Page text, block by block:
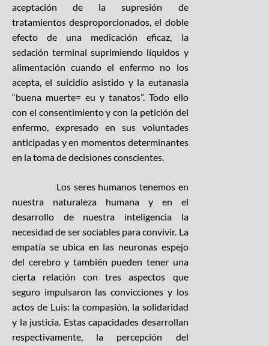
aceptación de la supresión de
tratamientos desproporcionados, el doble
efecto de una medicación eficaz, la
sedación terminal suprimiendo líquidos y
alimentación cuando el enfermo no los
acepta, el suicidio asistido y la eutanasia
“buena muerte= eu y tanatos”. Todo ello
con el consentimiento y con la petición del
enfermo, expresado en sus voluntades
anticipadas y en momentos determinantes
en la toma de decisiones conscientes.
Los seres humanos tenemos en
nuestra naturaleza humana y en el
desarrollo de nuestra inteligencia la
necesidad de ser sociables para convivir. La
empatía se ubica en las neuronas espejo
del cerebro y también pueden tener una
cierta relación con tres aspectos que
seguro impulsaron las convicciones y los
actos de Luis: la compasión, la solidaridad
y la justicia. Estas capacidades desarrollan
respectivamente, la percepción del